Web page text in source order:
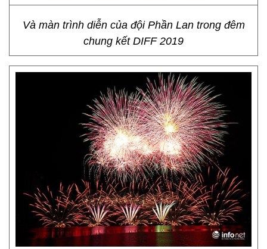
Và màn trình diễn của đội Phần Lan trong đêm
chung kết DIFF 2019